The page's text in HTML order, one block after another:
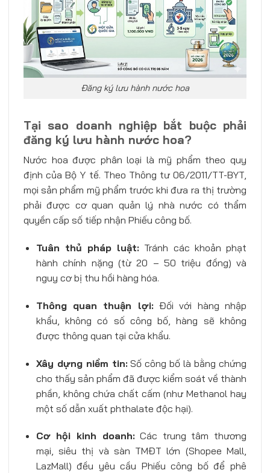
Đăng ký lưu hành nước hoa
Tại sao doanh nghiệp bắt buộc phải
đăng ký lưu hành nước hoa?
Nước hoa được phân loại là mỹ phẩm theo quy
định của Bộ Y tế. Theo Thông tư 06/2011/TT-BYT,
mọi sản phẩm mỹ phẩm trước khi đưa ra thị trường
phải được cơ quan quản lý nhà nước có thẩm
quyền cấp số tiếp nhận Phiếu công bố.
Tuân thủ pháp luật: Tránh các khoản phạt
hành chính nặng (từ 20 – 50 triệu đồng) và
nguy cơ bị thu hồi hàng hóa.
Thông quan thuận lợi:Đối với hàng nhập
khẩu, không có số công bố, hàng sẽ không
được thông quan tại cửa khẩu.
Xây dựng niềm tin:Số công bố là bằng chứng
cho thấy sản phẩm đã được kiểm soát về thành
phần, không chứa chất cấm (như Methanol hay
một số dẫn xuất phthalate độc hại).
Cơ hội kinh doanh:Các trung tâm thương
mại, siêu thị và sàn TMĐT lớn (Shopee Mall,
LazMall) đều yêu cầu Phiếu công bố để phê